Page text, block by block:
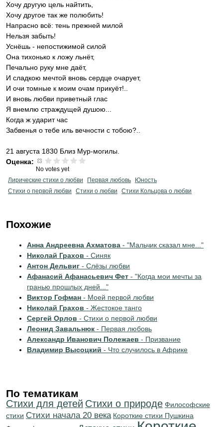
Хочу другую цель найтить,
Хочу другое так же полюбить!
Напрасно всё: тень прежней милой
Нельзя забыть!
Уснёшь - непостижимой силой
Она тихонько к ложу льнёт,
Печально руку мне даёт,
И сладкою мечтой вновь сердце очарует,
И очи томные к моим очам прикуёт!..
И вновь любви приветный глас
Я внемлю страждущей душою...
Когда ж ударит час
Забвенья о тебе иль вечности с тобою?..
21 августа 1830 Близ Мур-могилы.
Оценка:
No votes yet
Лирические стихи о любви
Первая любовь
Юность
Стихи о первой любви
Стихи о любви Стихи Кольцова о любви
Похожие
Анна Андреевна Ахматова - "Мальчик сказал мне..."
Николай Грахов - Синяк
Антон Дельвиг - Слёзы любви
Афанасий Афанасьевич Фет - "Когда мои мечты за
гранью прошлых дней..."
Виктор Гофман - Моей первой любви
Николай Грахов - Жестокое танго
Сергей Орлов - Стихи о первой любви
Леонид Завальнюк - Первая любовь
Александр Иванович Полежаев - Призвание
Владимир Высоцкий - Что случилось в Африке
По тематикам
Стихи для детей Стихи о природе Философские
стихи Cтихи начала 20 века Короткие стихи Пушкина